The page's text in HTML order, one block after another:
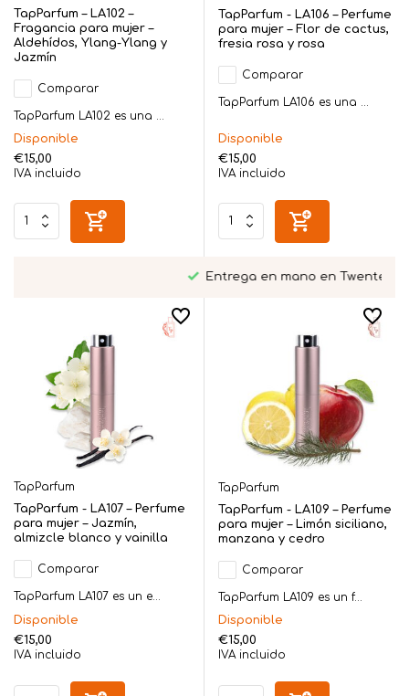
TapParfum – LA102 –
Fragancia para mujer –
Aldehídos, Ylang-Ylang y
Jazmín
Comparar
TapParfum LA102 es una ...
Disponible
€15,00
IVA incluido
TapParfum - LA106 – Perfume
para mujer – Flor de cactus,
fresia rosa y rosa
Comparar
TapParfum LA106 es una ...
Disponible
€15,00
IVA incluido
Entrega en mano en Twente
TapParfum
TapParfum - LA107 – Perfume
para mujer – Jazmín,
almizcle blanco y vainilla
Comparar
TapParfum LA107 es un e...
Disponible
€15,00
IVA incluido
TapParfum
TapParfum - LA109 – Perfume
para mujer – Limón siciliano,
manzana y cedro
Comparar
TapParfum LA109 es un f...
Disponible
€15,00
IVA incluido